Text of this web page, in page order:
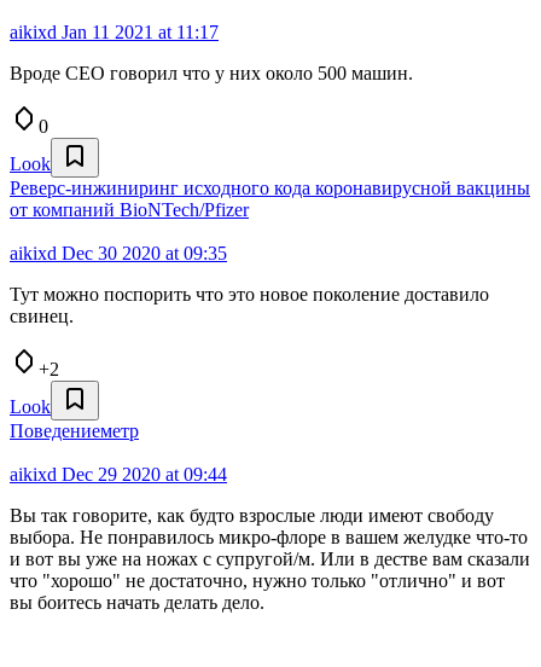
aikixd Jan 11 2021 at 11:17
Вроде СЕО говорил что у них около 500 машин.
0
Look
Реверс-инжиниринг исходного кода коронавирусной вакцины
от компаний BioNTech/Pfizer
aikixd Dec 30 2020 at 09:35
Тут можно поспорить что это новое поколение доставило
свинец.
+2
Look
Поведениеметр
aikixd Dec 29 2020 at 09:44
Вы так говорите, как будто взрослые люди имеют свободу
выбора. Не понравилось микро-флоре в вашем желудке что-то
и вот вы уже на ножах с супругой/м. Или в дестве вам сказали
что "хорошо" не достаточно, нужно только "отлично" и вот
вы боитесь начать делать дело.